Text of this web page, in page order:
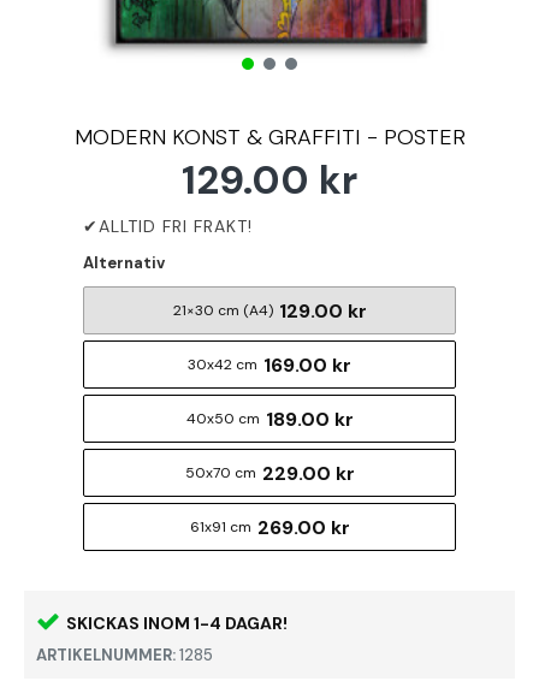
MODERN KONST & GRAFFITI - POSTER
SKICKAS INOM 1-4 DAGAR!
ARTIKELNUMMER:1285
129.00 kr
Alternativ
21×30 cm (A4) 129.00 kr
30x42 cm 169.00 kr
40x50 cm 189.00 kr
50x70 cm 229.00 kr
61x91 cm 269.00 kr